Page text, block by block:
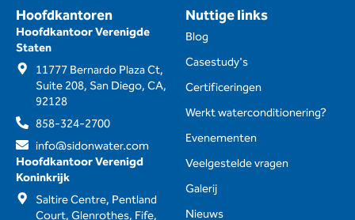
Hoofdkantoren
Hoofdkantoor Verenigde
Staten
11777 Bernardo Plaza Ct,
Suite 208, San Diego, CA,
92128
858-324-2700
info@sidonwater.com
Hoofdkantoor Verenigd
Koninkrijk
Saltire Centre, Pentland
Court, Glenrothes, Fife,
Nuttige links
Blog
Casestudy's
Certificeringen
Werkt waterconditionering?
Evenementen
Veelgestelde vragen
Galerij
Nieuws